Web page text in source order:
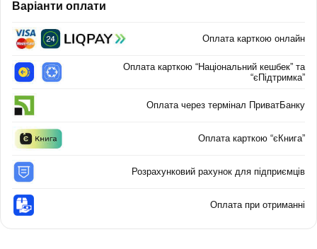
Варіанти оплати
Оплата карткою онлайн
Оплата карткою “Національний кешбек” та
“єПідтримка”
Оплата через термінал ПриватБанку
Оплата карткою “єКнига”
Розрахунковий рахунок для підприємців
Оплата при отриманні